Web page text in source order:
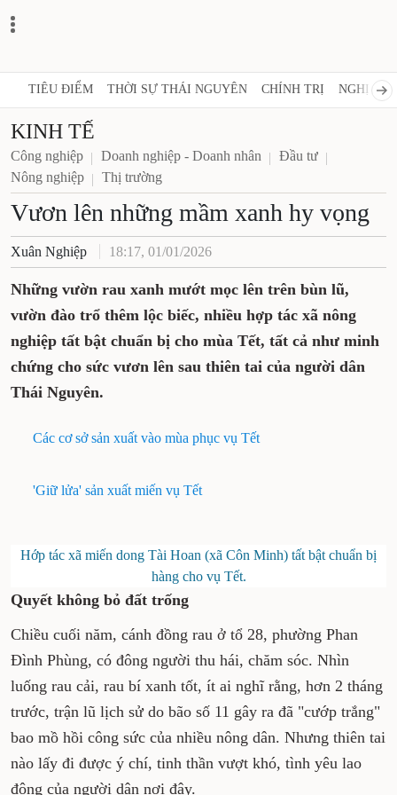
TIÊU ĐIỂM THỜI SỰ THÁI NGUYÊN CHÍNH TRỊ NGHỊ
KINH TẾ
Công nghiệp Doanh nghiệp - Doanh nhân
Đầu tư
Nông nghiệp
Thị trường
Vươn lên những mầm xanh hy
vọng
Xuân Nghiệp 18:17, 01/01/2026
Những vườn rau xanh mướt mọc lên trên
bùn lũ, vườn đào trổ thêm lộc biếc, nhiều
hợp tác xã nông nghiệp tất bật chuẩn bị cho
mùa Tết, tất cả như minh chứng cho sức
Nguyên.
Các cơ sở sản xuất vào mùa phục vụ Tết
'Giữ lửa' sản xuất miến vụ Tết
Hớp tác xã miến dong Tài Hoan (xã Côn Minh) tất bật
chuẩn bị hàng cho vụ Tết.
Quyết không bỏ đất trống
Chiều cuối năm, cánh đồng rau ở tổ 28, phường
Phan Đình Phùng, có đông người thu hái, chăm
sóc. Nhìn luống rau cải, rau bí xanh tốt, ít ai
nghĩ rằng, hơn 2 tháng trước, trận lũ lịch sử do